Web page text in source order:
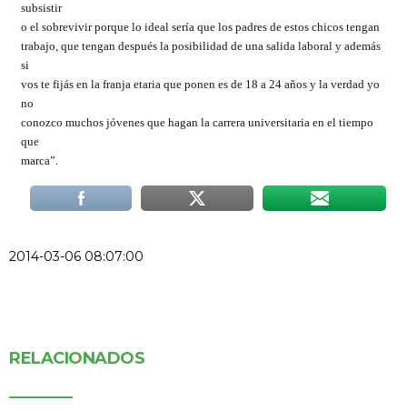
subsistir
o el sobrevivir porque lo ideal sería que los padres de estos chicos tengan
trabajo, que tengan después la posibilidad de una salida laboral y además
si
vos te fijás en la franja etaria que ponen es de 18 a 24 años y la verdad yo
no
conozco muchos jóvenes que hagan la carrera universitaria en el tiempo
que
marca”.
2014-03-06 08:07:00
RELACIONADOS